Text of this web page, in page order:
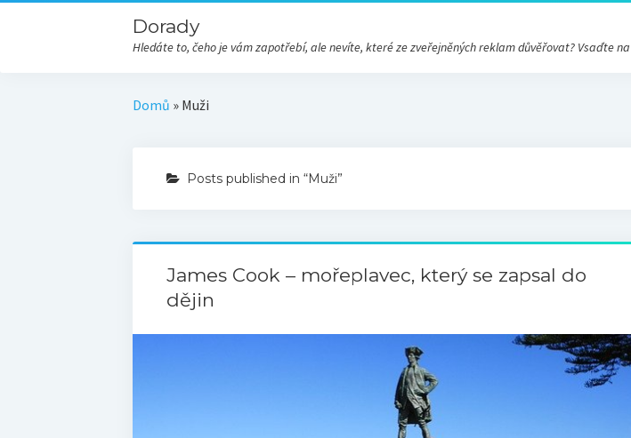
Dorady
Hledáte to, čeho je vám zapotřebí, ale nevíte, které ze zveřejněných reklam důvěřovat? Vsaďte
Domů » Muži
Posts published in “Muži”
James Cook – mořeplavec, který se zapsal do
dějin